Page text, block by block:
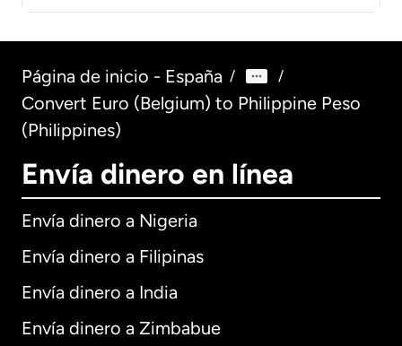
Página de inicio - España / /
Convert Euro (Belgium) to Philippine Peso
(Philippines)
Envía dinero en línea
Envía dinero a Nigeria
Envía dinero a Filipinas
Envía dinero a India
Envía dinero a Zimbabue